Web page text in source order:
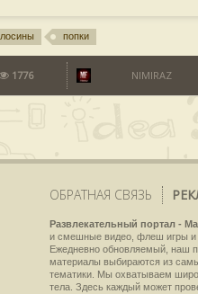
лосины попки
1776 NIMIRAZ
ОБРАТНАЯ СВЯЗЬ
Развлекательный портал -
и смешные видео, флеш игры и
Ежедневно обновляемый, наш
материалы выбираются из
тематики. Мы охватываем
тела. Здесь каждый может